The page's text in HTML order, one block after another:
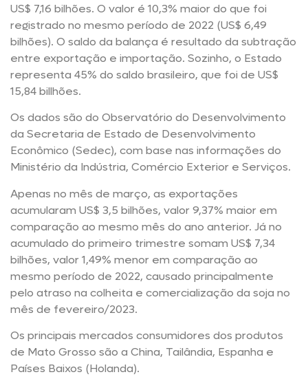
US$ 7,16 bilhões. O valor é 10,3% maior do que foi
registrado no mesmo período de 2022 (US$ 6,49
bilhões). O saldo da balança é resultado da subtração
entre exportação e importação. Sozinho, o Estado
representa 45% do saldo brasileiro, que foi de US$
15,84 billhões.
Os dados são do Observatório do Desenvolvimento
da Secretaria de Estado de Desenvolvimento
Econômico (Sedec), com base nas informações do
Ministério da Indústria, Comércio Exterior e Serviços.
Apenas no mês de março, as exportações
acumularam US$ 3,5 bilhões, valor 9,37% maior em
comparação ao mesmo mês do ano anterior. Já no
acumulado do primeiro trimestre somam US$ 7,34
bilhões, valor 1,49% menor em comparação ao
mesmo período de 2022, causado principalmente
pelo atraso na colheita e comercialização da soja no
mês de fevereiro/2023.
Os principais mercados consumidores dos produtos
de Mato Grosso são a China, Tailândia, Espanha e
Países Baixos (Holanda).